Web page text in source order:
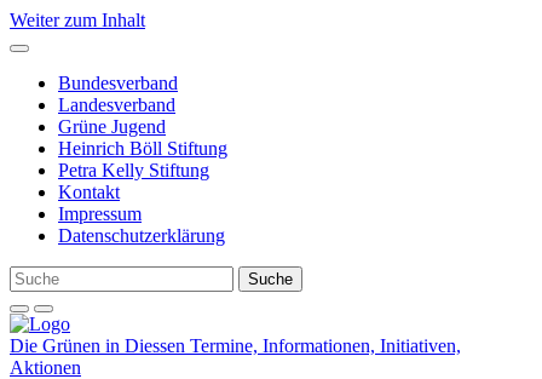
Weiter zum Inhalt
Bundesverband
Landesverband
Grüne Jugend
Heinrich Böll Stiftung
Petra Kelly Stiftung
Kontakt
Impressum
Datenschutzerklärung
Die Grünen in Diessen Termine, Informationen, Initiativen,
Aktionen